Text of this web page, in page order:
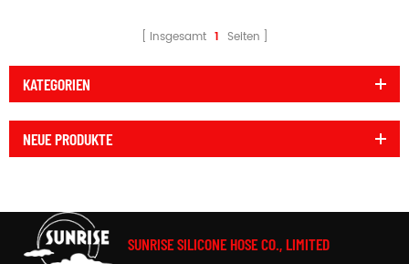
Insgesamt 1 Seiten
KATEGORIEN
NEUE PRODUKTE
SUNRISE SILICONE HOSE CO., LIMITED